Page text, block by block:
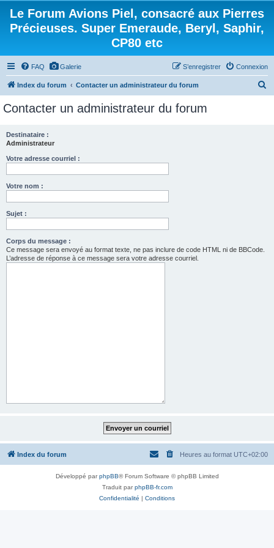
Le Forum Avions Piel, consacré aux Pierres
Précieuses. Super Emeraude, Beryl, Saphir,
CP80 etc
FAQ Galerie Connexion
S’enregistrer
Index du forum Contacter un administrateur du forum
Contacter un administrateur du forum
Destinataire :
Administrateur
Votre adresse courriel :
Votre nom :
Sujet :
Corps du message :
Ce message sera envoyé au format texte, ne pas inclure de code HTML ni de BBCode.
L’adresse de réponse à ce message sera votre adresse courriel.
Index du forum Heures au format UTC+02:00
Développé parphpBB® Forum Software © phpBB Limited
Traduit parphpBB-fr.com
Confidentialité | Conditions